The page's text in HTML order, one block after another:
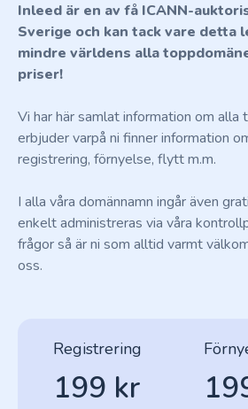
Inleed är en av få ICANN-
Sverige och kan tack vare detta
mindre världens alla
priser!
Vi har här samlat information om alla
erbjuder varpå ni finner information
registrering, förnyelse, flytt m.m.
I alla våra domännamn ingår även
enkelt administreras via våra
frågor så är ni som alltid varmt
oss.
Registrering
199 kr